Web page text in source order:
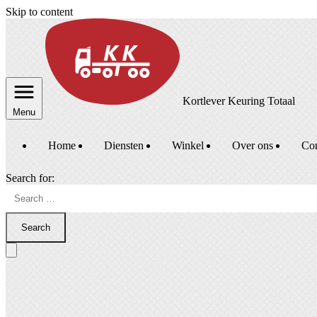
Skip to content
Menu
Kortlever Keuring Totaal
Home Diensten Winkel Over ons
Search for:
Search